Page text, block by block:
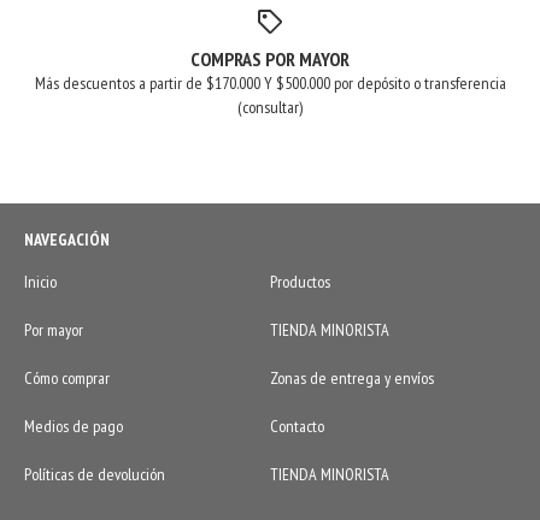
COMPRAS POR MAYOR
Más descuentos a partir de $170.000 Y $500.000 por depósito o transferencia
(consultar)
NAVEGACIÓN
Inicio
Productos
Por mayor TIENDA MINORISTA
Cómo comprar Zonas de entrega y envíos
Medios de pago Contacto
Políticas de devolución TIENDA MINORISTA